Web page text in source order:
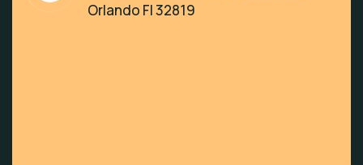
Orlando Fl 32819